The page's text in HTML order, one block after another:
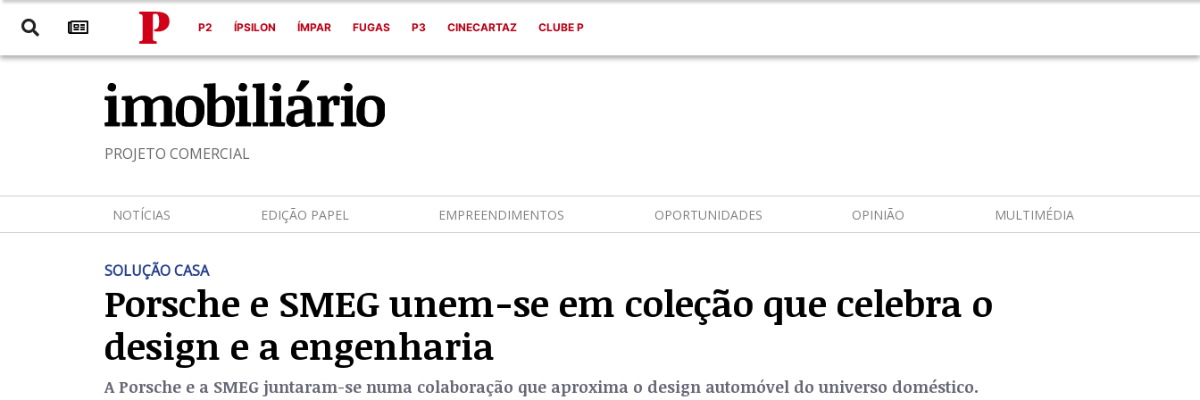
P2 ÍPSILON ÍMPAR FUGAS P3 CINECARTAZ CLUBE P
PROJETO COMERCIAL
NOTÍCIAS EDIÇÃO PAPEL EMPREENDIMENTOS OPORTUNIDADES OPINIÃO MULTIMÉDIA
SOLUÇÃO CASA
Porsche e SMEG unem-se em coleção que celebra o
design e a engenharia
A Porsche e a SMEG juntaram-se numa colaboração que aproxima o design automóvel do universo doméstico.